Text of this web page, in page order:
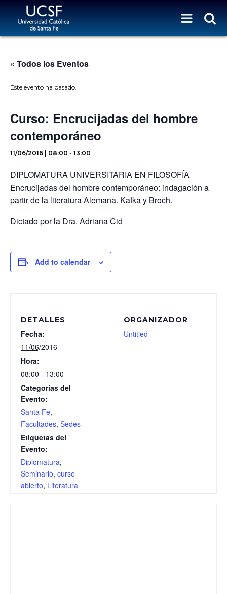
« Todos los Eventos
Este evento ha pasado.
Curso: Encrucijadas del hombre
contemporáneo
11/06/2016 | 08:00 - 13:00
DIPLOMATURA UNIVERSITARIA EN FILOSOFÍA
Encrucijadas del hombre contemporáneo: indagación a
partir de la literatura Alemana. Kafka y Broch.
Dictado por la Dra. Adriana Cid
Add to calendar
DETALLES
Fecha:
11/06/2016
Hora:
08:00 - 13:00
Categorías del
Evento:
Santa Fe,
Facultades, Sedes
Etiquetas del
Evento:
Diplomatura,
Seminario, curso
abierto, Literatura
ORGANIZADOR
Untitled